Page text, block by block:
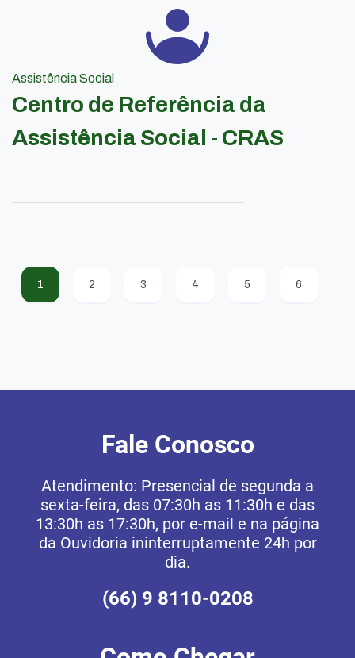
Assistência Social
Centro de Referência da
Assistência Social - CRAS
1 2 3 4 5 6
Fale Conosco
Atendimento: Presencial de segunda a
sexta-feira, das 07:30h as 11:30h e das
13:30h as 17:30h, por e-mail e na página
da Ouvidoria ininterruptamente 24h por
dia.
(66) 9 8110-0208